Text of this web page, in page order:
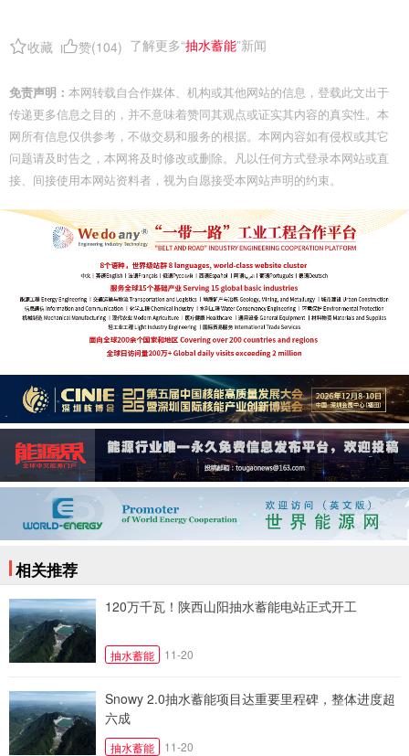
收藏 赞(104) 了解更多“抽水蓄能”新闻
免责声明： 本网转载自合作媒体、机构或其他网站的信息，登载此文出于
传递更多信息之目的，并不意味着赞同其观点或证实其内容的真实性。本
网所有信息仅供参考，不做交易和服务的根据。本网内容如有侵权或其它
问题请及时告之，本网将及时修改或删除。凡以任何方式登录本网站或直
接、间接使用本网站资料者，视为自愿接受本网站声明的约束。
相关推荐
120万千瓦！陕西山阳抽水蓄能电站正式开工
抽水蓄能 11-20
Snowy 2.0抽水蓄能项目达重要里程碑，整体进度超
六成
抽水蓄能 11-20